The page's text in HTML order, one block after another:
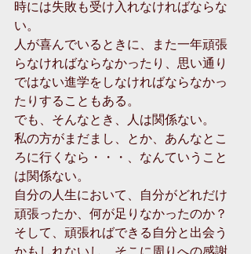
時には失敗も受け入れなければならな
い。
人が喜んでいるときに、また一年頑張
らなければならなかったり、思い通り
ではない進学をしなければならなかっ
たりすることもある。
でも、そんなとき、人は関係ない。
私の方がまだまし、とか、あんなとこ
ろに行くなら・・・、なんていうこと
は関係ない。
自分の人生において、自分がどれだけ
頑張ったか、何が足りなかったのか？
そして、頑張ればできる自分と出会う
かもしれないし、そこに周りへの感謝